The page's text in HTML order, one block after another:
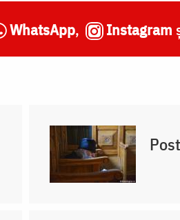
WhatsApp, Instagram